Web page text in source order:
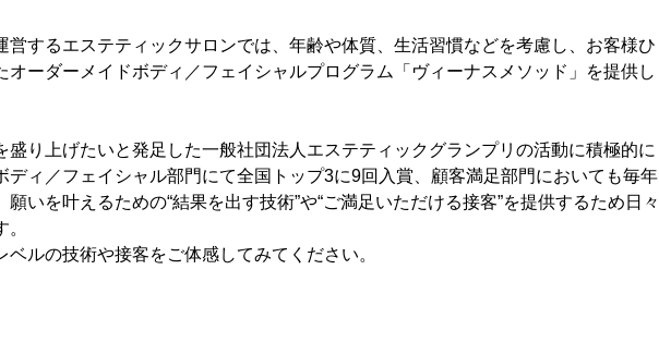
営するエステティックサロンでは、年齢や体質、生活習慣などを考慮し、お客様ひ
オーダーメイドボディ／フェイシャルプログラム「ヴィーナスメソッド」を提供し
盛り上げたいと発足した一般社団法人エステティックグランプリの活動に積極的に
ディ／フェイシャル部門にて全国トップ3に9回入賞、顧客満足部門においても毎年
いを叶えるための“結果を出す技術”や“ご満足いただける接客”を提供するため日々
ベルの技術や接客をご体感してみてください。